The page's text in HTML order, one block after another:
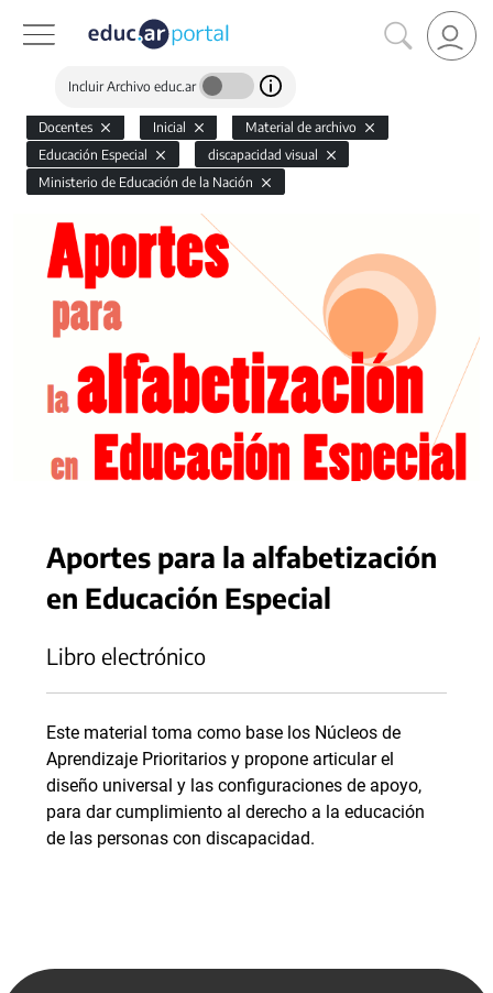
Incluir Archivo educ.ar
Docentes Inicial
Material de archivo
Educación Especial
discapacidad visual
Ministerio de Educación de la Nación
Aportes para la alfabetización
en Educación Especial
Libro electrónico
Este material toma como base los Núcleos de
Aprendizaje Prioritarios y propone articular el
diseño universal y las configuraciones de apoyo,
para dar cumplimiento al derecho a la educación
de las personas con discapacidad.